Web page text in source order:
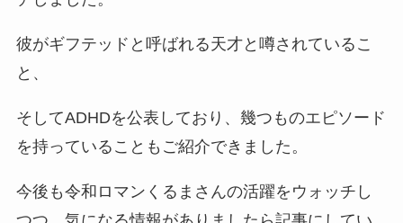
彼がギフテッドと呼ばれる天才と噂されているこ
と、
そしてADHDを公表しており、幾つものエピソード
を持っていることもご紹介できました。
今後も令和ロマンくるまさんの活躍をウォッチし